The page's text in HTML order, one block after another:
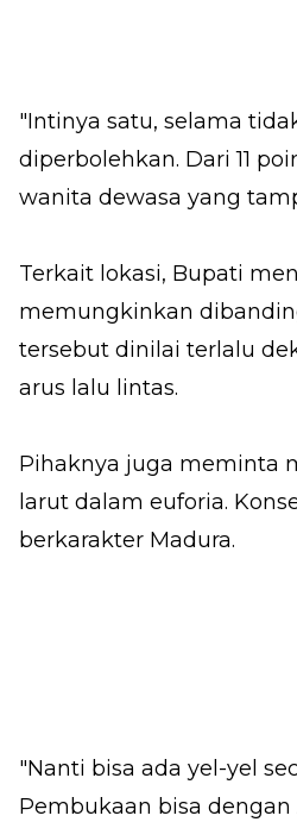
"Intinya satu, selama
diperbolehkan. Dari 11
wanita dewasa yang
Terkait lokasi, Bupati
memungkinkan
tersebut dinilai terlalu
arus lalu lintas.
Pihaknya juga meminta
larut dalam euforia.
berkarakter Madura.
"Nanti bisa ada yel-yel
Pembukaan bisa